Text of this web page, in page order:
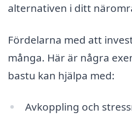
alternativen i ditt
Fördelarna med att
många. Här är några
bastu kan hjälpa med:
Avkoppling och